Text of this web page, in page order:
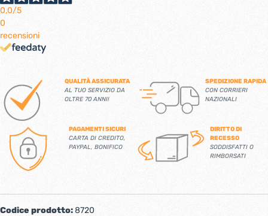
0,0/5
0
recensioni
QUALITÀ ASSICURATA
AL TUO SERVIZIO DA
OLTRE 70 ANNI!
SPEDIZIONE RAPIDA
CON CORRIERI
NAZIONALI
PAGAMENTI SICURI
CARTA DI CREDITO,
PAYPAL, BONIFICO
DIRITTO DI
RECESSO
SODDISFATTI O
RIMBORSATI
Codice prodotto:8720